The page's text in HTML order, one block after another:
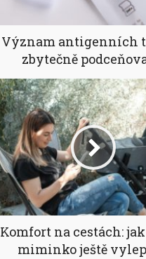
Význam antigenních
zbytečně
Komfort na cestách:
miminko ještě